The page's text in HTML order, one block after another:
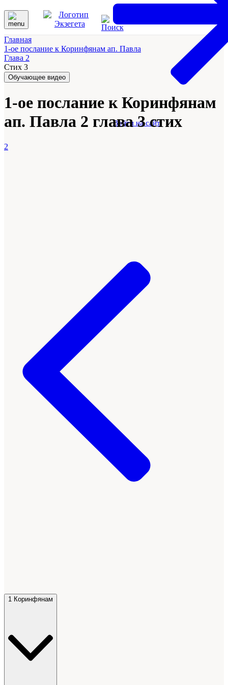
Войти на сайт
Главная
1-ое послание к Коринфянам ап. Павла
Глава 2
Стих 3
Обучающее видео
1-ое послание к Коринфянам
ап. Павла 2 глава 3 стих
2
1 Коринфянам